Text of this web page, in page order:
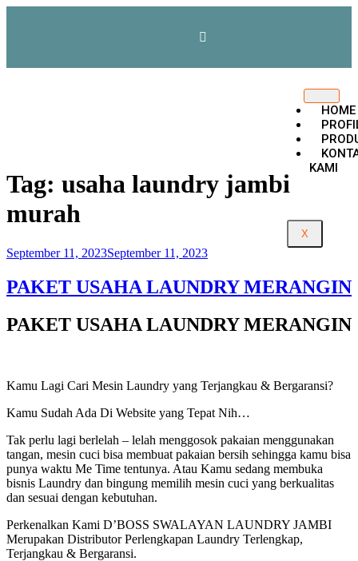
HOME
KAMI
X
Tag: usaha laundry jambi
murah
September 11, 2023September 11, 2023
PAKET USAHA LAUNDRY MERANGIN
PAKET USAHA LAUNDRY MERANGIN
Kamu Lagi Cari Mesin Laundry yang Terjangkau & Bergaransi?
Kamu Sudah Ada Di Website yang Tepat Nih…
Tak perlu lagi berlelah – lelah menggosok pakaian menggunakan
tangan, mesin cuci bisa membuat pakaian bersih sehingga kamu bisa
punya waktu Me Time tentunya. Atau Kamu sedang membuka
bisnis Laundry dan bingung memilih mesin cuci yang berkualitas
dan sesuai dengan kebutuhan.
Perkenalkan Kami D’BOSS SWALAYAN LAUNDRY JAMBI
Merupakan Distributor Perlengkapan Laundry Terlengkap,
Terjangkau & Bergaransi.